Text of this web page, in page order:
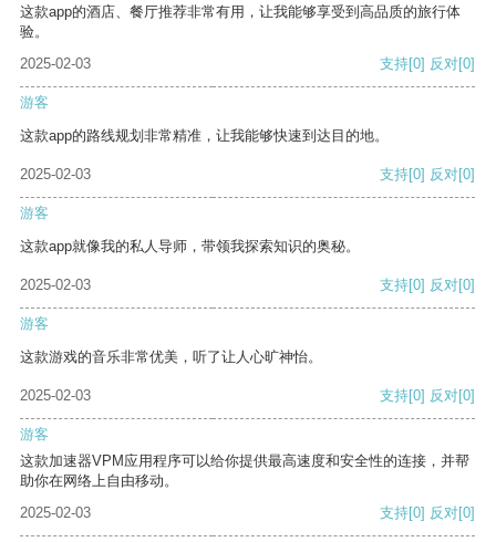
这款app的酒店、餐厅推荐非常有用，让我能够享受到高品质的旅行体
验。
2025-02-03
支持[0] 反对[0]
游客
这款app的路线规划非常精准，让我能够快速到达目的地。
2025-02-03 支持[0] 反对[0]
游客
这款app就像我的私人导师，带领我探索知识的奥秘。
2025-02-03 支持[0] 反对[0]
游客
这款游戏的音乐非常优美，听了让人心旷神怡。
2025-02-03 支持[0] 反对[0]
游客
这款加速器VPM应用程序可以给你提供最高速度和安全性的连接，并帮
助你在网络上自由移动。
2025-02-03
支持[0] 反对[0]